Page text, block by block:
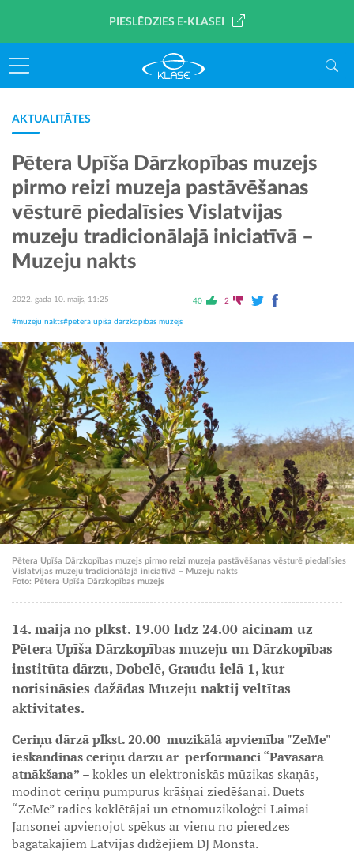
PIESLĒDZIES E-KLASEI
AKTUALITĀTES
Pētera Upīša Dārzkopības muzejs
pirmo reizi muzeja pastāvēšanas
vēsturē piedalīsies Vislatvijas
muzeju tradicionālajā iniciatīvā –
Muzeju nakts
2022. gada 10. maijs, 11:25 40 2
#muzeju nakts#pētera upīša dārzkopības muzejs
Pētera Upīša Dārzkopības muzejs pirmo reizi muzeja pastāvēšanas vēsturē piedalīsies
Vislatvijas muzeju tradicionālajā iniciatīvā – Muzeju nakts
Foto: Pētera Upīša Dārzkopības muzejs
14. maijā no plkst. 19.00 līdz 24.00 aicinām uz
Pētera Upīša Dārzkopības muzeju un Dārzkopības
institūta dārzu, Dobelē, Graudu ielā 1, kur
norisināsies dažādas Muzeju naktij veltītas
aktivitātes.
Ceriņu dārzā plkst. 20.00 muzikālā apvienība "ZeMe"
ieskandinās ceriņu dārzu ar performanci “Pavasara
atnākšana” – kokles un elektroniskās mūzikas skaņās,
modinot ceriņu pumpurus krāšņai ziedēšanai. Duets
“ZeMe” radies koklētājai un etnomuzikoloģei Laimai
Jansonei apvienojot spēkus ar vienu no pieredzes
bagātākajiem Latvijas dīdžejiem DJ Monsta.